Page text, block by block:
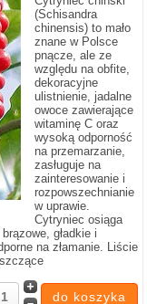
(Schisandra
chinensis) to mało
znane w Polsce
pnącze, ale ze
względu na obfite,
dekoracyjne
ulistnienie, jadalne
owoce zawierające
witaminę C oraz
wysoką odporność
na przemarzanie,
zasługuje na
zainteresowanie i
rozpowszechnianie
w uprawie.
Cytryniec osiąga
gładkie i
na złamanie. Liście